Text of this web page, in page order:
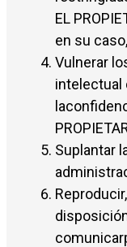
EL
en su
Vulnerar
intelectual
Suplantar